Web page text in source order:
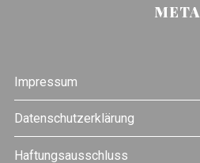
META
Impressum
Datenschutzerklärung
Haftungsausschluss